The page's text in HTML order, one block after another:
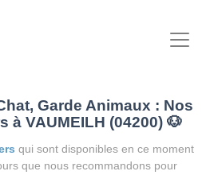
Garde Animaux : Nos
à VAUMEILH (04200) 🐶
qui sont disponibles en ce moment
que nous recommandons pour